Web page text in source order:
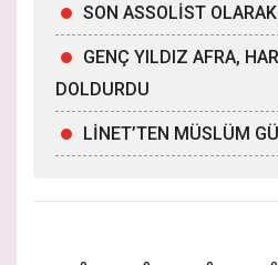
SON ASSOLİST
GENÇ YILDIZ AFRA,
DOLDURDU
LİNET’TEN MÜSLÜM